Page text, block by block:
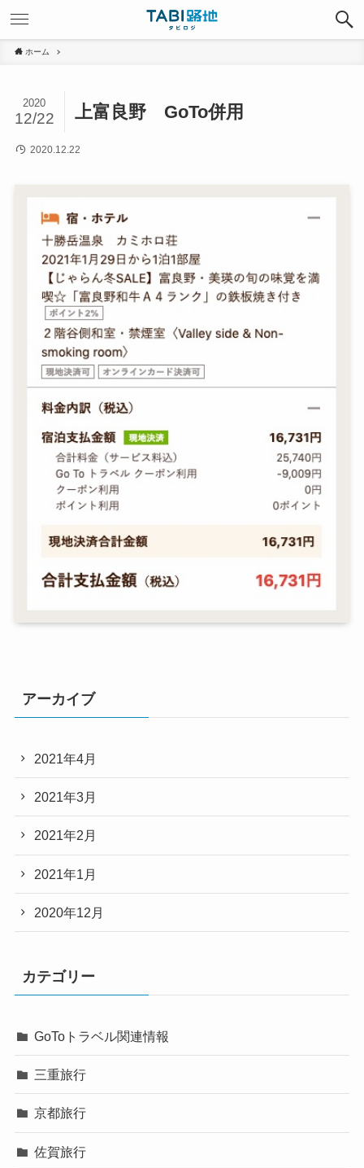
ホーム
上富良野 GoTo併用
2020
12/22
2020.12.22
アーカイブ
2021年4月
2021年3月
2021年2月
2021年1月
2020年12月
カテゴリー
GoToトラベル関連情報
三重旅行
京都旅行
佐賀旅行